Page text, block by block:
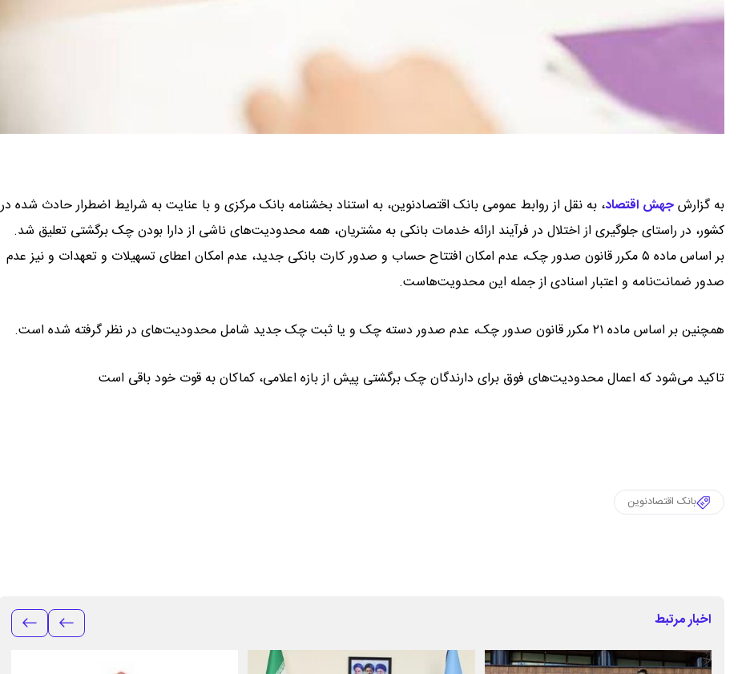
به گزارشجهش اقتصاد، به نقل از روابط عمومی بانک اقتصادنوین، به استناد بخشنامه بانک مرکزی و با عنایت به شرایط اضطرار حادث شده در
کشور، در راستای جلوگیری از اختلال در فرآیند ارائه خدمات بانکی به مشتریان، همه محدودیت‌های ناشی از دارا بودن چک برگشتی تعلیق شد.
بر اساس ماده ۵ مکرر قانون صدور چک، عدم امکان افتتاح حساب و صدور کارت بانکی جدید، عدم امکان اعطای تسهیلات و تعهدات و نیز عدم
صدور ضمانت‌نامه و اعتبار اسنادی از جمله این محدویت‌هاست.
همچنین بر اساس ماده ۲۱ مکرر قانون صدور چک، عدم صدور دسته چک و یا ثبت چک جدید شامل محدودیت‌های در نظر گرفته شده است.
تاکید می‌شود که اعمال محدودیت‌های فوق برای دارندگان چک برگشتی پیش از بازه اعلامی، کماکان به قوت خود باقی است
بانک اقتصادنوین
اخبار مرتبط